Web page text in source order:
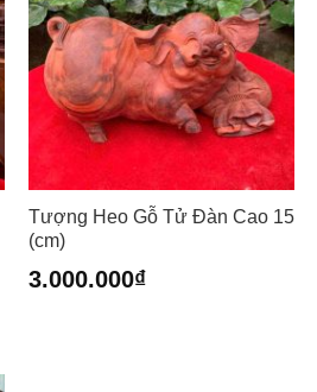
Tượng Heo Gỗ Tử Đàn Cao 15
(cm)
3.000.000₫